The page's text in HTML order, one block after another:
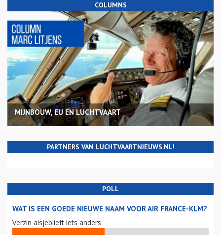
COLUMNS
MIJNBOUW, EU EN LUCHTVAART
PARTNERS VAN LUCHTVAARTNIEUWS.NL!
POLL
WAT IS EEN GOEDE NIEUWE NAAM VOOR AIR FRANCE-KLM?
Verzin alsjeblieft iets anders